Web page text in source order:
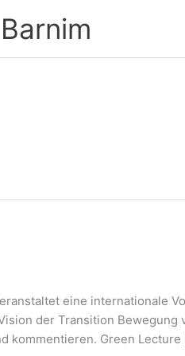
eine internationale
der Transition
kommentieren. Green